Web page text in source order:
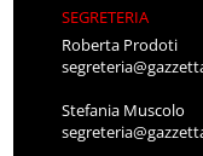
SEGRETERIA
Roberta Prodoti
Stefania Muscolo